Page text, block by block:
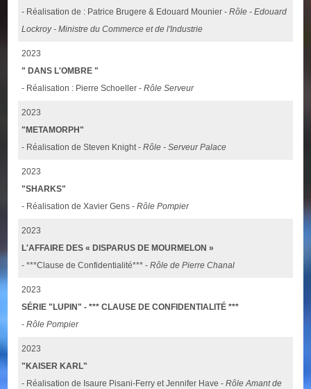
- Réalisation de : Patrice Brugere & Edouard Mounier -Rôle - Edouard
Lockroy - Ministre du Commerce et de l'Industrie
2023
" DANS L'OMBRE "
- Réalisation : Pierre Schoeller -Rôle Serveur
2023
"METAMORPH"
- Réalisation de Steven Knight -Rôle - Serveur Palace
2023
"SHARKS"
- Réalisation de Xavier Gens -Rôle Pompier
2023
L'AFFAIRE DES « DISPARUS DE MOURMELON »
- ***Clause de Confidentialité*** -Rôle de Pierre Chanal
2023
SÉRIE "LUPIN" - *** CLAUSE DE CONFIDENTIALITÉ ***
-Rôle Pompier
2023
"KAISER KARL"
- Réalisation de Isaure Pisani-Ferry et Jennifer Have -Rôle Amant de